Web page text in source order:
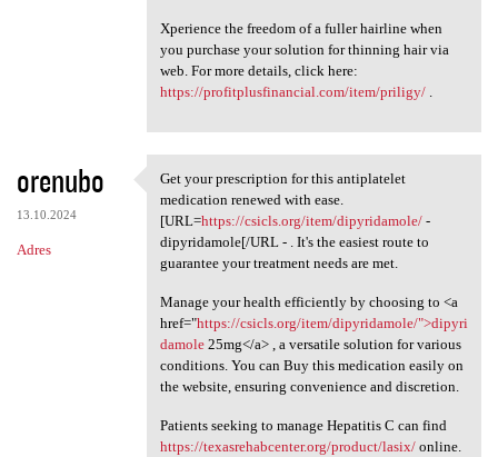
Xperience the freedom of a fuller hairline when
you purchase your solution for thinning hair via
web. For more details, click here:
https://profitplusfinancial.com/item/priligy/.
orenubo
13.10.2024
Adres
Get your prescription for
Get your prescription for this antiplatelet
medication renewed with ease.
[URL=https://csicls.org/item/dipyridamole/-
dipyridamole[/URL - . It's the easiest route to
guarantee your treatment needs are met.
Manage your health efficiently by choosing to <a
href="https://csicls.org/item/dipyridamole/">dipyri
damole25mg</a> , a versatile solution for various
conditions. You can Buy this medication easily on
the website, ensuring convenience and discretion.
Patients seeking to manage Hepatitis C can find
https://texasrehabcenter.org/product/lasix/online.